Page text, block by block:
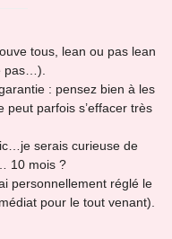
tous, lean ou pas lean
pas…).
: pensez bien à les
peut parfois s’effacer très
serais curieuse de
10 mois ?
personnellement réglé le
pour le tout venant).